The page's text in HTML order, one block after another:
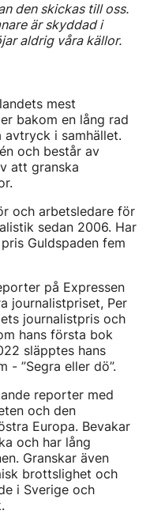
den skickas till oss.
är skyddad i
aldrig våra källor.
mest
bakom en lång rad
i samhället.
och består av
att granska
och arbetsledare för
sedan 2006. Har
Guldspaden fem
på Expressen
journalistpriset, Per
journalistpris och
hans första bok
släpptes hans
- ”Segra eller dö”.
reporter med
och den
Europa. Bevakar
och har lång
Granskar även
brottslighet och
i Sverige och